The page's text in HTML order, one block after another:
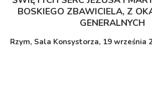
BOSKIEGO ZBAWICIELA, Z
GENERALNYCH
Rzym, Sala Konsystorza, 19 września